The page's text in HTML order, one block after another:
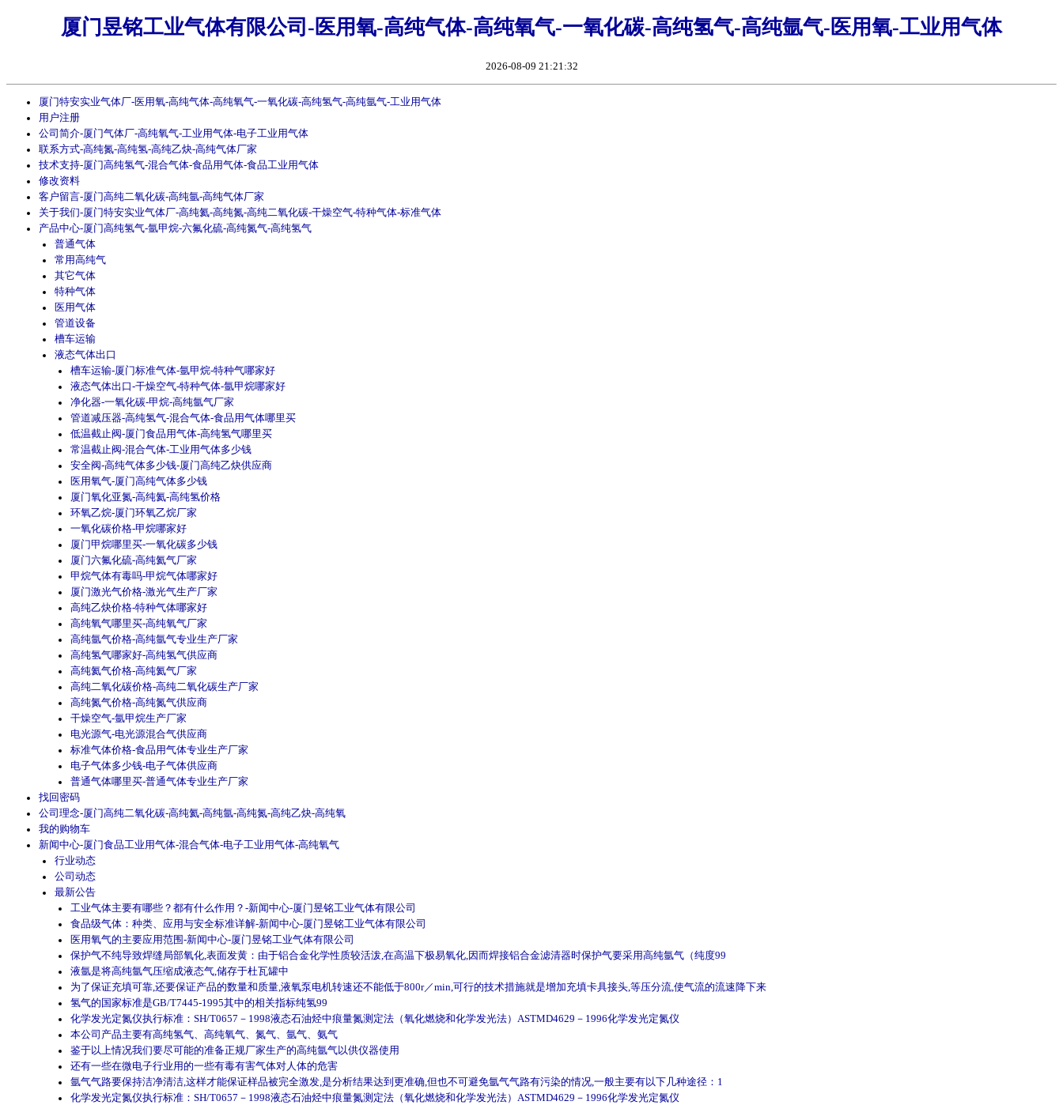
厦门昱铭工业气体有限公司-医用氧-高纯气体-高纯氧气-一氧化碳-高纯氢气-高纯氩气-医用氧-工业用气体
2026-08-09 21:21:32
厦门特安实业气体厂-医用氧-高纯气体-高纯氧气-一氧化碳-高纯氢气-高纯氩气-工业用气体
用户注册
公司简介-厦门气体厂-高纯氧气-工业用气体-电子工业用气体
联系方式-高纯氮-高纯氢-高纯乙炔-高纯气体厂家
技术支持-厦门高纯氢气-混合气体-食品用气体-食品工业用气体
修改资料
客户留言-厦门高纯二氧化碳-高纯氩-高纯气体厂家
关于我们-厦门特安实业气体厂-高纯氦-高纯氮-高纯二氧化碳-干燥空气-特种气体-标准气体
产品中心-厦门高纯氢气-氩甲烷-六氟化硫-高纯氮气-高纯氢气
普通气体
常用高纯气
其它气体
特种气体
医用气体
管道设备
槽车运输
液态气体出口
槽车运输-厦门标准气体-氩甲烷-特种气哪家好
液态气体出口-干燥空气-特种气体-氩甲烷哪家好
净化器-一氧化碳-甲烷-高纯氩气厂家
管道减压器-高纯氢气-混合气体-食品用气体哪里买
低温截止阀-厦门食品用气体-高纯氢气哪里买
常温截止阀-混合气体-工业用气体多少钱
安全阀-高纯气体多少钱-厦门高纯乙炔供应商
医用氧气-厦门高纯气体多少钱
厦门氧化亚氮-高纯氦-高纯氢价格
环氧乙烷-厦门环氧乙烷厂家
一氧化碳价格-甲烷哪家好
厦门甲烷哪里买-一氧化碳多少钱
厦门六氟化硫-高纯氦气厂家
甲烷气体有毒吗-甲烷气体哪家好
厦门激光气价格-激光气生产厂家
高纯乙炔价格-特种气体哪家好
高纯氧气哪里买-高纯氧气厂家
高纯氩气价格-高纯氩气专业生产厂家
高纯氢气哪家好-高纯氢气供应商
高纯氦气价格-高纯氦气厂家
高纯二氧化碳价格-高纯二氧化碳生产厂家
高纯氮气价格-高纯氮气供应商
干燥空气-氩甲烷生产厂家
电光源气-电光源混合气供应商
标准气体价格-食品用气体专业生产厂家
电子气体多少钱-电子气体供应商
普通气体哪里买-普通气体专业生产厂家
找回密码
公司理念-厦门高纯二氧化碳-高纯氦-高纯氩-高纯氮-高纯乙炔-高纯氧
我的购物车
新闻中心-厦门食品工业用气体-混合气体-电子工业用气体-高纯氧气
行业动态
公司动态
最新公告
工业气体主要有哪些？都有什么作用？-新闻中心-厦门昱铭工业气体有限公司
食品级气体：种类、应用与安全标准详解-新闻中心-厦门昱铭工业气体有限公司
医用氧气的主要应用范围-新闻中心-厦门昱铭工业气体有限公司
保护气不纯导致焊缝局部氧化,表面发黄：由于铝合金化学性质较活泼,在高温下极易氧化,因而焊接铝合金滤清器时保护气要采用高纯氩气（纯度99
液氩是将高纯氩气压缩成液态气,储存于杜瓦罐中
为了保证充填可靠,还要保证产品的数量和质量,液氧泵电机转速还不能低于800r／min,可行的技术措施就是增加充填卡具接头,等压分流,使气流的流速降下来
氢气的国家标准是GB/T7445-1995其中的相关指标纯氢99
化学发光定氮仪执行标准：SH/T0657－1998液态石油烃中痕量氮测定法（氧化燃烧和化学发光法）ASTMD4629－1996化学发光定氮仪
本公司产品主要有高纯氢气、高纯氧气、氮气、氩气、氨气
鉴于以上情况我们要尽可能的准备正规厂家生产的高纯氩气以供仪器使用
还有一些在微电子行业用的一些有毒有害气体对人体的危害
氩气气路要保持洁净清洁,这样才能保证样品被完全激发,是分析结果达到更准确,但也不可避免氩气气路有污染的情况,一般主要有以下几种途径：1
化学发光定氮仪执行标准：SH/T0657－1998液态石油烃中痕量氮测定法（氧化燃烧和化学发光法）ASTMD4629－1996化学发光定氮仪